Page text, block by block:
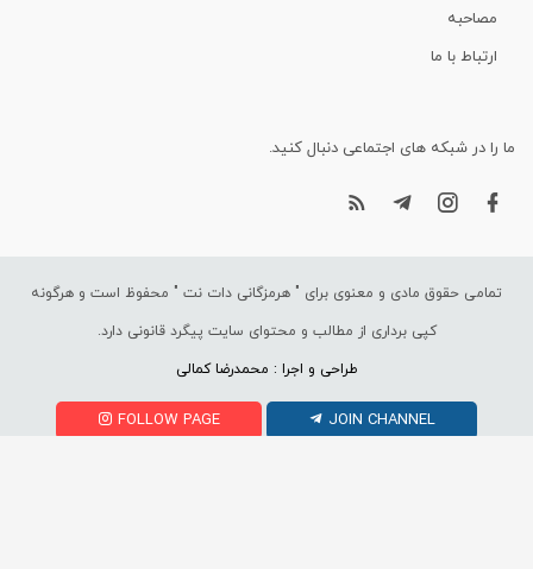
مصاحبه
ارتباط با ما
ما را در شبکه های اجتماعی دنبال کنید.
تمامی حقوق مادی و معنوی برای " هرمزگانی دات نت " محفوظ است و هرگونه
کپی برداری از مطالب و محتوای سایت پیگرد قانونی دارد.
طراحی و اجرا : محمدرضا کمالی
FOLLOW PAGE JOIN CHANNEL